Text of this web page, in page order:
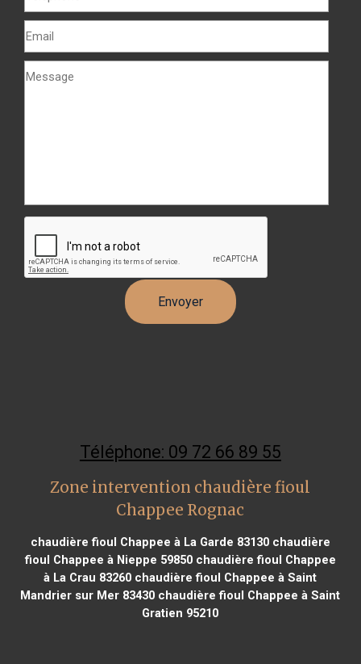
Téléphone: 09 72 66 89 55
Zone intervention chaudière fioul
Chappee Rognac
chaudière fioul Chappee à La Garde 83130chaudière
fioul Chappee à Nieppe 59850chaudière fioul Chappee
à La Crau 83260 chaudière fioul Chappee à Saint
Mandrier sur Mer 83430 chaudière fioul Chappee à Saint
Gratien 95210